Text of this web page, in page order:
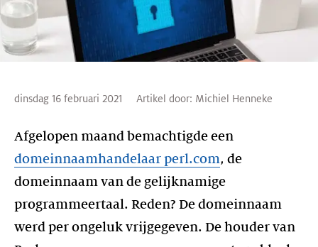
dinsdag 16 februari 2021 Artikel door: Michiel Henneke
Afgelopen maand bemachtigde een
domeinnaamhandelaar perl.com, de
domeinnaam van de gelijknamige
programmeertaal. Reden? De domeinnaam
werd per ongeluk vrijgegeven. De houder van